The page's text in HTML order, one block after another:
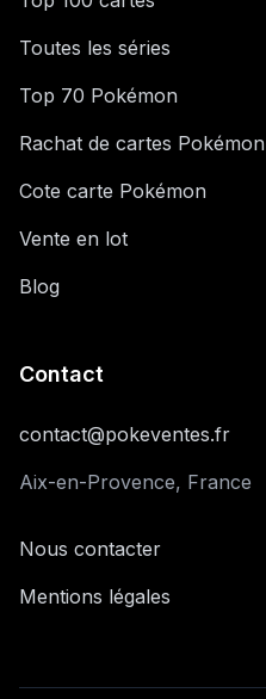
Toutes les séries
Top 70 Pokémon
Rachat de cartes Pokémon
Cote carte Pokémon
Vente en lot
Blog
Contact
contact@pokeventes.fr
Aix-en-Provence, France
Nous contacter
Mentions légales